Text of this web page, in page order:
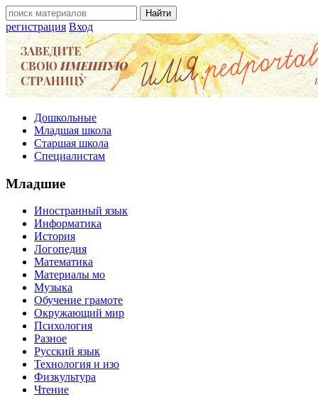
регистрация Вход
Дошкольные
Младшая школа
Старшая школа
Специалистам
Младшие
Иностранный язык
Информатика
История
Логопедия
Математика
Материалы мо
Музыка
Обучение грамоте
Окружающий мир
Психология
Разное
Русский язык
Технология и изо
Физкультура
Чтение